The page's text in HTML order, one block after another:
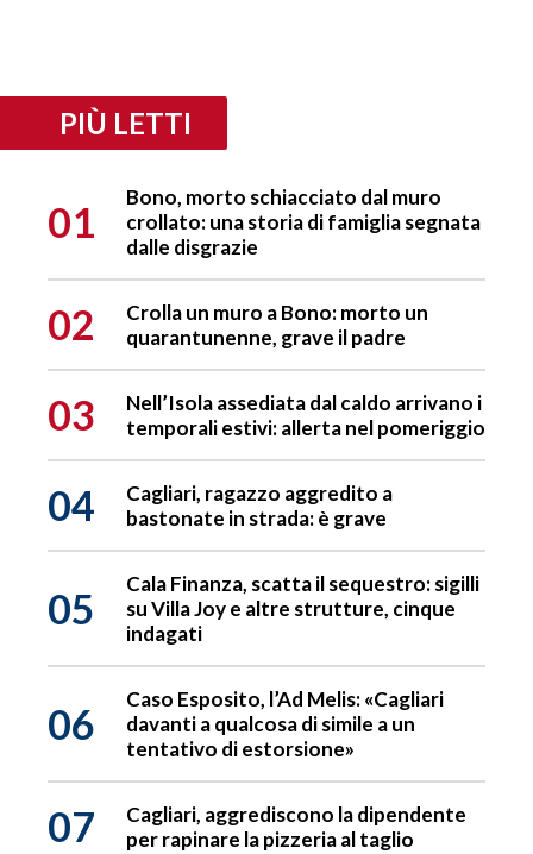
PIÙ LETTI
01
Bono, morto schiacciato dal muro
crollato: una storia di famiglia segnata
dalle disgrazie
02
Crolla un muro a Bono: morto un
quarantunenne, grave il padre
03
Nell’Isola assediata dal caldo arrivano i
temporali estivi: allerta nel pomeriggio
04
Cagliari, ragazzo aggredito a
bastonate in strada: è grave
05
Cala Finanza, scatta il sequestro: sigilli
su Villa Joy e altre strutture, cinque
indagati
06
Caso Esposito, l’Ad Melis: «Cagliari
davanti a qualcosa di simile a un
tentativo di estorsione»
07
Cagliari, aggrediscono la dipendente
per rapinare la pizzeria al taglio